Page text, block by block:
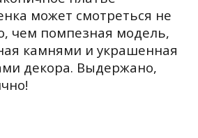
может смотреться не
чем помпезная модель,
камнями и украшенная
декора. Выдержано,